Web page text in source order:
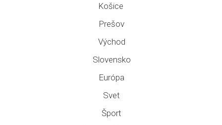
Košice
Prešov
Východ
Slovensko
Európa
Svet
Šport